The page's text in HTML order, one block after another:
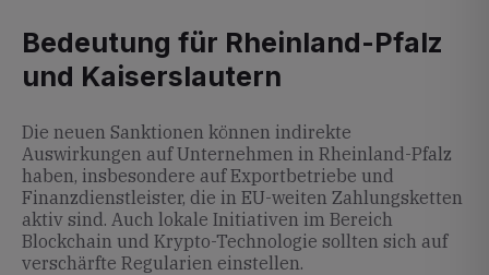
Bedeutung für Rheinland-Pfalz
und Kaiserslautern
Die neuen Sanktionen können indirekte
Auswirkungen auf Unternehmen in Rheinland-Pfalz
haben, insbesondere auf Exportbetriebe und
Finanzdienstleister, die in EU-weiten Zahlungsketten
aktiv sind. Auch lokale Initiativen im Bereich
Blockchain und Krypto-Technologie sollten sich auf
verschärfte Regularien einstellen.